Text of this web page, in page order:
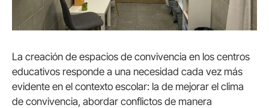
La creación de espacios de convivencia en los centros
educativos responde a una necesidad cada vez más
evidente en el contexto escolar: la de mejorar el clima
de convivencia, abordar conflictos de manera